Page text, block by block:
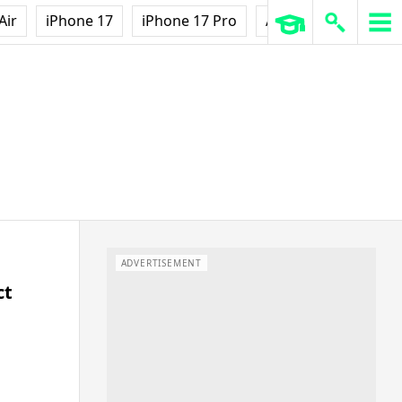
iPhone 17 iPhone 17 Pro AirPods Pro 3
ADVERTISEMENT